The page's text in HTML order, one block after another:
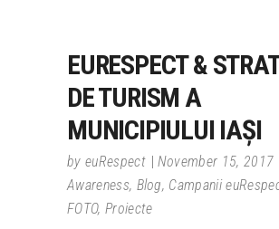
EURESPECT &
DE TURISM A
MUNICIPIULUI IAȘI
by euRespect
November 15, 2017
Awareness, Blog, Campanii
FOTO, Proiecte